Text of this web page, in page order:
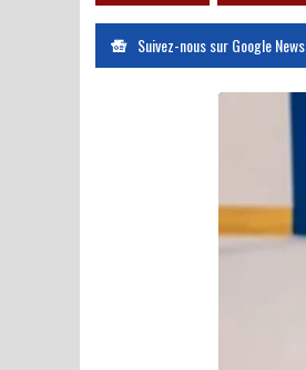
Suivez-nous sur Google News